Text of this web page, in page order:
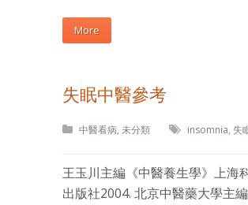
More
失眠中醫參考
中醫看病, 未分類 insomnia, 失
王玉川主編《中醫養生學》上海
出版社2004. 北京中醫藥大學主